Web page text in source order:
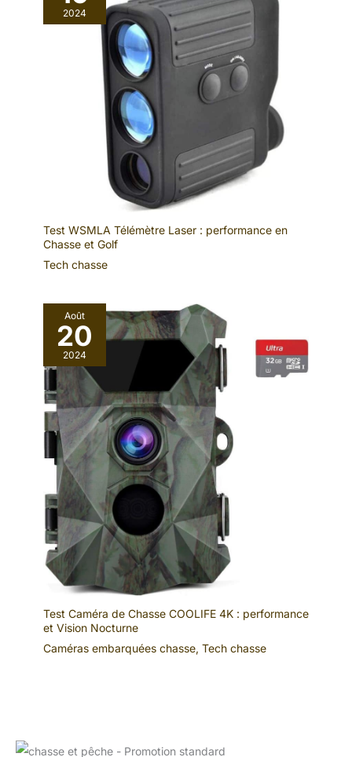
2024
Test WSMLA Télémètre Laser : performance en
Chasse et Golf
Tech chasse
Août
20
2024
Test Caméra de Chasse COOLIFE 4K : performance
et Vision Nocturne
Caméras embarquées chasse, Tech chasse